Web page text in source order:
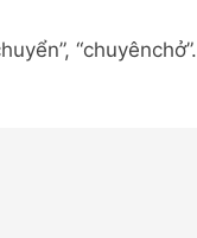
“chuyênchở”.